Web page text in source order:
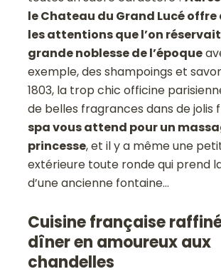
le Chateau du Grand Lucé offre
les attentions que l’on
grande noblesse de l’époque
exemple, des shampoings et
1803, la trop chic officine
de belles fragrances dans de jolis
spa vous attend pour un
princesse, et il y a même une
extérieure toute ronde qui prend
d’une ancienne fontaine…
Cuisine française
dîner en amoureux aux
chandelles